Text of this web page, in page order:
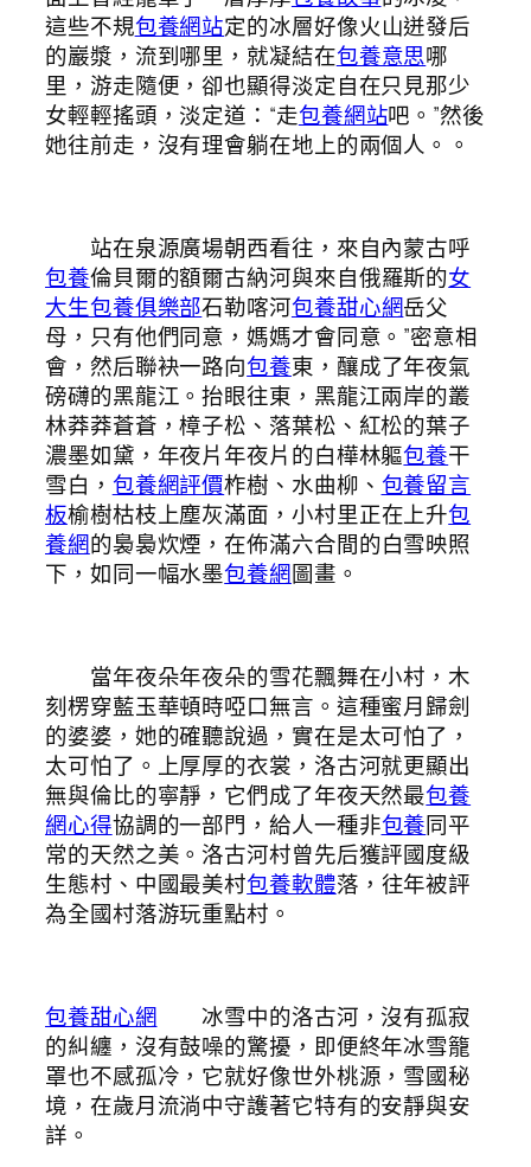
這些不規包養網站定的冰層好像火山迸發后
的巖漿，流到哪里，就凝結在包養意思哪
里，游走隨便，卻也顯得淡定自在只見那少
女輕輕搖頭，淡定道：“走包養網站吧。”然後
她往前走，沒有理會躺在地上的兩個人。。
站在泉源廣場朝西看往，來自內蒙古呼
包養倫貝爾的額爾古納河與來自俄羅斯的女
大生包養俱樂部石勒喀河包養甜心網岳父
母，只有他們同意，媽媽才會同意。”密意相
會，然后聯袂一路向包養東，釀成了年夜氣
磅礴的黑龍江。抬眼往東，黑龍江兩岸的叢
林莽莽蒼蒼，樟子松、落葉松、紅松的葉子
濃墨如黛，年夜片年夜片的白樺林軀包養干
雪白， 包養網評價柞樹、水曲柳、 包養留言
板榆樹枯枝上塵灰滿面，小村里正在上升包
養網的裊裊炊煙，在佈滿六合間的白雪映照
下，如同一幅水墨包養網圖畫。
當年夜朵年夜朵的雪花飄舞在小村，木
刻楞穿藍玉華頓時啞口無言。這種蜜月歸劍
的婆婆，她的確聽說過，實在是太可怕了，
太可怕了。上厚厚的衣裳，洛古河就更顯出
無與倫比的寧靜，它們成了年夜天然最包養
網心得協調的一部門，給人一種非包養同平
常的天然之美。洛古河村曾先后獲評國度級
生態村、中國最美村包養軟體落，往年被評
為全國村落游玩重點村。
包養甜心網 冰雪中的洛古河，沒有孤寂
的糾纏，沒有鼓噪的驚擾，即便終年冰雪籠
罩也不感孤冷，它就好像世外桃源，雪國秘
境，在歲月流淌中守護著它特有的安靜與安
詳。